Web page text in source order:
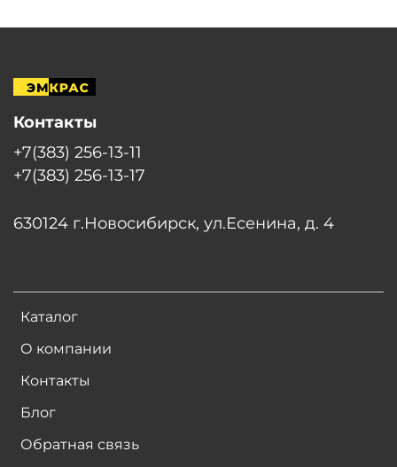
Каталог
О компании
Контакты
Блог
Обратная связь
Контакты
+7(383) 256-13-11
+7(383) 256-13-17
630124 г.Новосибирск, ул.Есенина, д. 4